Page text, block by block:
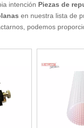
intención Piezas de
en nuestra lista de
podemos